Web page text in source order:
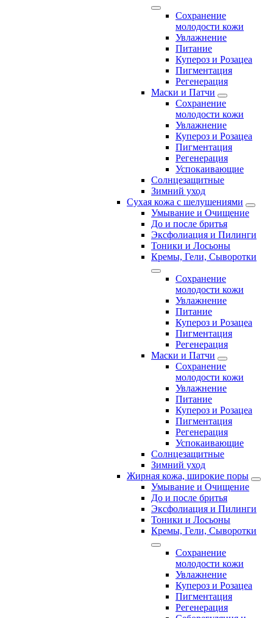
Сохранение
молодости кожи
Увлажнение
Питание
Купероз и Розацеа
Пигментация
Регенерация
Маски и Патчи
Сохранение
молодости кожи
Увлажнение
Купероз и Розацеа
Пигментация
Регенерация
Успокаивающие
Солнцезащитные
Зимний уход
Сухая кожа с шелушениями
Умывание и Очищение
До и после бритья
Эксфолиация и Пилинги
Тоники и Лосьоны
Кремы, Гели, Сыворотки
Сохранение
молодости кожи
Увлажнение
Питание
Купероз и Розацеа
Пигментация
Регенерация
Маски и Патчи
Сохранение
молодости кожи
Увлажнение
Питание
Купероз и Розацеа
Пигментация
Регенерация
Успокаивающие
Солнцезащитные
Зимний уход
Жирная кожа, широкие поры
Умывание и Очищение
До и после бритья
Эксфолиация и Пилинги
Тоники и Лосьоны
Кремы, Гели, Сыворотки
Сохранение
молодости кожи
Увлажнение
Купероз и Розацеа
Пигментация
Регенерация